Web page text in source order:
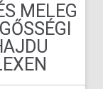
MELEG